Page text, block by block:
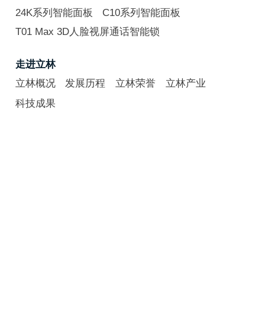
24K系列智能面板
C10系列智能面板
T01 Max 3D人脸视屏通话智能锁
走进立林
立林概况
发展历程 立林荣誉
立林产业
科技成果